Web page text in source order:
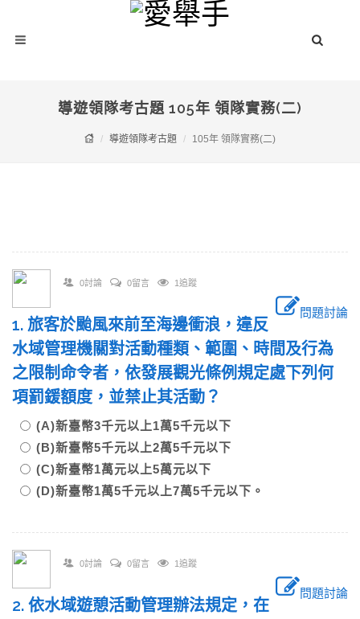
導遊領隊考古題 105年 領隊實務(二)
導遊領隊考古題 105年 領隊實務(二)
0討論 0留言 1追蹤
問題討論
1. 旅客於颱風來前至海邊衝浪，違反
水域管理機關對活動種類、範圍、時間及行為
之限制命令者，依發展觀光條例規定處下列何
項罰鍰額度，並禁止其活動？
(A)新臺幣3千元以上1萬5千元以下
(B)新臺幣5千元以上2萬5千元以下
(C)新臺幣1萬元以上5萬元以下
(D)新臺幣1萬5千元以上7萬5千元以下。
0討論 0留言 1追蹤
問題討論
2. 依水域遊憩活動管理辦法規定，在